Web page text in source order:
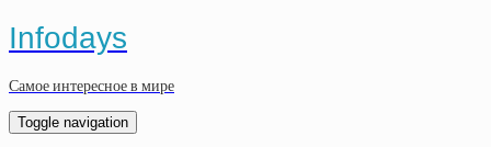
Infodays
Самое интересное в мире
Toggle navigation